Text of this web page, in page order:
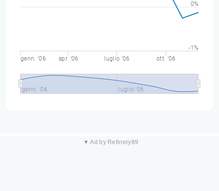
genn. '06 apr. '06 luglio '06 ott. '06
genn. '06 luglio '06
-1%
0%
▼ Ad by Refinery89